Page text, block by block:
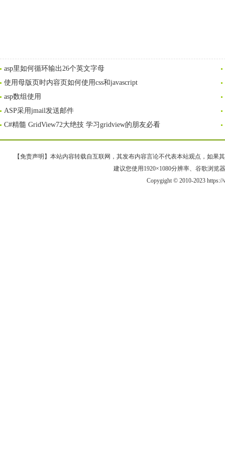
asp里如何循环输出26个英文字母
使用母版页时内容页如何使用css和javascript
asp数组使用
ASP采用jmail发送邮件
C#精髓 GridView72大绝技 学习gridview的朋友必看
【免责声明】本站内容转载自互联网，其发布内容言论不代表本站观点，如果
建议您使用1920×1080分辨率、谷歌浏览
Copygight © 2010-2023